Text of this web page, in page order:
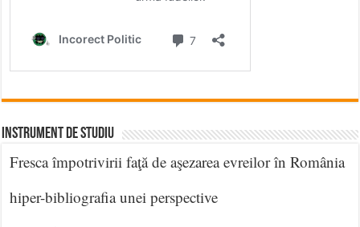
INSTRUMENT DE STUDIU
Fresca împotrivirii faţă de aşezarea evreilor în România
hiper-bibliografia unei perspective